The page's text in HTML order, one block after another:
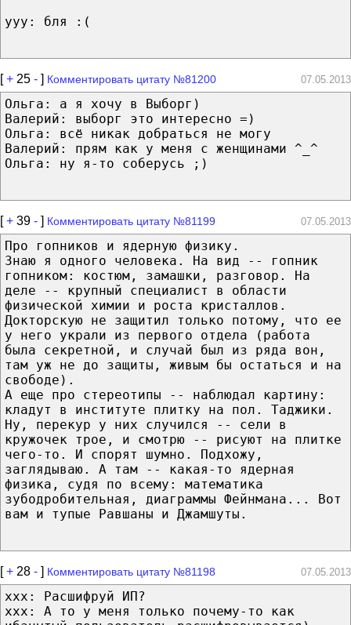
ууу: бля :(
[+ 25 - ] Комментировать цитату №81200 07.05.2013
Ольга: а я хочу в Выборг)
Валерий: выборг это интересно =)
Ольга: всё никак добраться не могу
Валерий: прям как у меня с женщинами ^_^
Ольга: ну я-то соберусь ;)
[+ 39 - ] Комментировать цитату №81199 07.05.2013
Про гопников и ядерную физику.
Знаю я одного человека. На вид -- гопник
гопником: костюм, замашки, разговор. На
деле -- крупный специалист в области
физической химии и роста кристаллов.
Докторскую не защитил только потому, что ее
у него украли из первого отдела (работа
была секретной, и случай был из ряда вон,
там уж не до защиты, живым бы остаться и на
свободе).
А еще про стереотипы -- наблюдал картину:
кладут в институте плитку на пол. Таджики.
Ну, перекур у них случился -- сели в
кружочек трое, и смотрю -- рисуют на плитке
чего-то. И спорят шумно. Подхожу,
заглядываю. А там -- какая-то ядерная
физика, судя по всему: математика
зубодробительная, диаграммы Фейнмана... Вот
вам и тупые Равшаны и Джамшуты.
[+ 28 - ] Комментировать цитату №81198 07.05.2013
xxx: Расшифруй ИП?
xxx: А то у меня только почему-то как